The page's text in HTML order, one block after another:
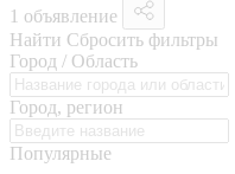
1 объявление
Найти Сбросить фильтры
Город / Область
Город, регион
Популярные